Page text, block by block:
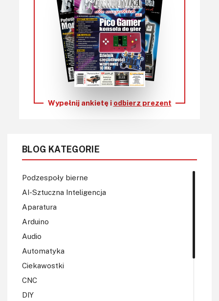
Wypełnij ankietę i odbierz prezent
BLOG KATEGORIE
Podzespoły bierne
AI-Sztuczna Inteligencja
Aparatura
Arduino
Audio
Automatyka
Ciekawostki
CNC
DIY